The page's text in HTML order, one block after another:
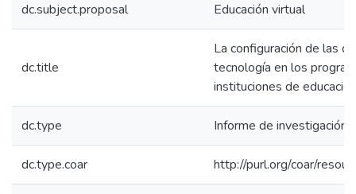
dc.subject.proposal Educación virtual
dc.title
La configuración de las
tecnología en los
instituciones de
dc.type Informe de investigación
dc.type.coar http://purl.org/coar/